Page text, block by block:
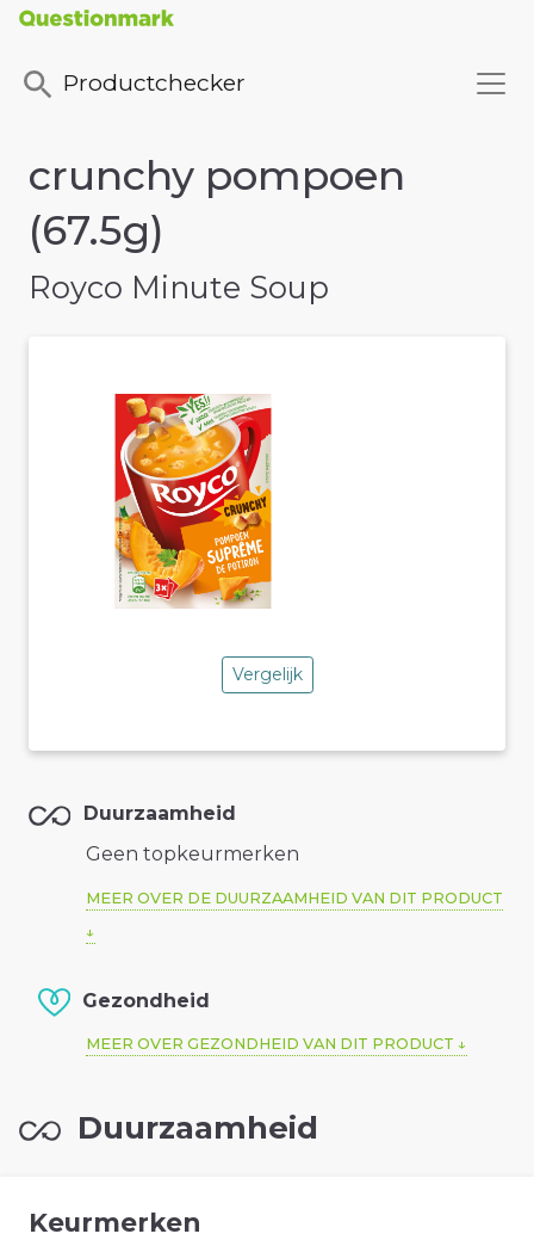
Productchecker
crunchy pompoen
(67.5g)
Royco Minute Soup
Vergelijk
Duurzaamheid
Geen topkeurmerken
MEER OVER DE DUURZAAMHEID VAN DIT PRODUCT
Gezondheid
MEER OVER GEZONDHEID VAN DIT PRODUCT
Duurzaamheid
Keurmerken